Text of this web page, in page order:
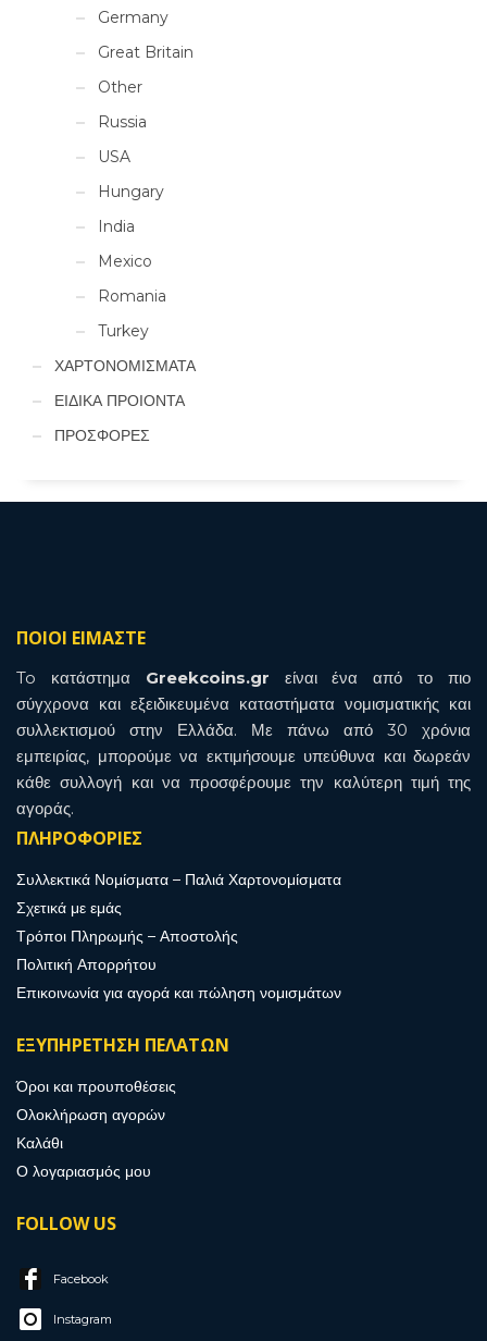
Germany
Great Britain
Other
Russia
USA
Hungary
India
Mexico
Romania
Turkey
ΧΑΡΤΟΝΟΜΙΣΜΑΤΑ
ΕΙΔΙΚΑ ΠΡΟΙΟΝΤΑ
ΠΡΟΣΦΟΡΕΣ
ΠΟΙΟΙ ΕΙΜΑΣΤΕ
To κατάστημα Greekcoins.gr είναι ένα από το πιο
σύγχρονα και εξειδικευμένα καταστήματα νομισματικής και
συλλεκτισμού στην Ελλάδα. Με πάνω από 30 χρόνια
εμπειρίας, μπορούμε να εκτιμήσουμε υπεύθυνα και δωρεάν
κάθε συλλογή και να προσφέρουμε την καλύτερη τιμή της
αγοράς.
ΠΛΗΡΟΦΟΡΙΕΣ
Συλλεκτικά Νομίσματα – Παλιά Χαρτονομίσματα
Σχετικά με εμάς
Τρόποι Πληρωμής – Αποστολής
Πολιτική Απορρήτου
Επικοινωνία για αγορά και πώληση νομισμάτων
ΕΞΥΠΗΡΕΤΗΣΗ ΠΕΛΑΤΩΝ
Όροι και προυποθέσεις
Ολοκλήρωση αγορών
Καλάθι
Ο λογαριασμός μου
FOLLOW US
Facebook
Instagram